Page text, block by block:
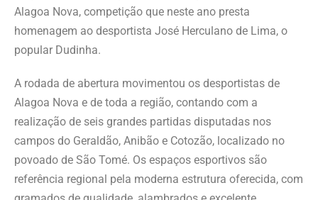
Alagoa Nova, competição que neste ano presta
homenagem ao desportista José Herculano de Lima, o
popular Dudinha.
A rodada de abertura movimentou os desportistas de
Alagoa Nova e de toda a região, contando com a
realização de seis grandes partidas disputadas nos
campos do Geraldão, Anibão e Cotozão, localizado no
povoado de São Tomé. Os espaços esportivos são
referência regional pela moderna estrutura oferecida, com